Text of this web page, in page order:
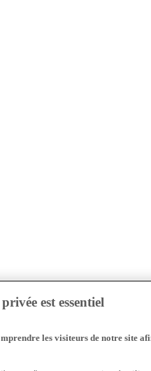
est essentiel
les visiteurs de notre site